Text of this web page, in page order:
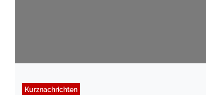
Kurznachrichten